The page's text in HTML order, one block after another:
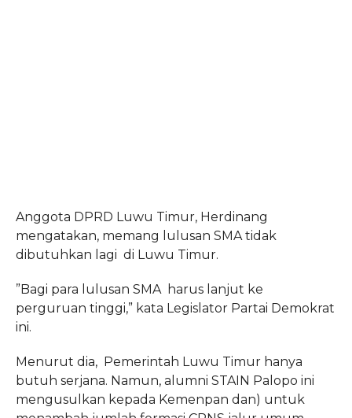
Anggota DPRD Luwu Timur, Herdinang
mengatakan, memang lulusan SMA tidak
dibutuhkan lagi di Luwu Timur.
”Bagi para lulusan SMA harus lanjut ke
perguruan tinggi,” kata Legislator Partai Demokrat
ini.
Menurut dia, Pemerintah Luwu Timur hanya
butuh serjana. Namun, alumni STAIN Palopo ini
mengusulkan kepada Kemenpan dan) untuk